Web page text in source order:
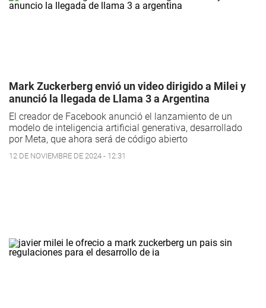
Mark Zuckerberg envió un video dirigido a Milei y
anunció la llegada de Llama 3 a Argentina
El creador de Facebook anunció el lanzamiento de un
modelo de inteligencia artificial generativa, desarrollado
por Meta, que ahora será de código abierto
12 DE NOVIEMBRE DE 2024 - 12:31